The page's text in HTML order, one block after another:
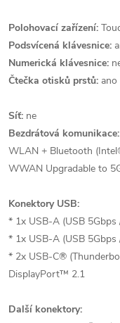
Polohovací zařízení:
Podsvícená klávesnice:
Numerická klávesnice:
Čtečka otisků prstů: ano
Síť: ne
Bezdrátová komunikace:
WLAN + Bluetooth
WWAN Upgradable to
Konektory USB:
* 1x USB-A (USB 5Gbps
* 1x USB-A (USB 5Gbps
* 2x USB-C®
DisplayPort™ 2.1
Další konektory: